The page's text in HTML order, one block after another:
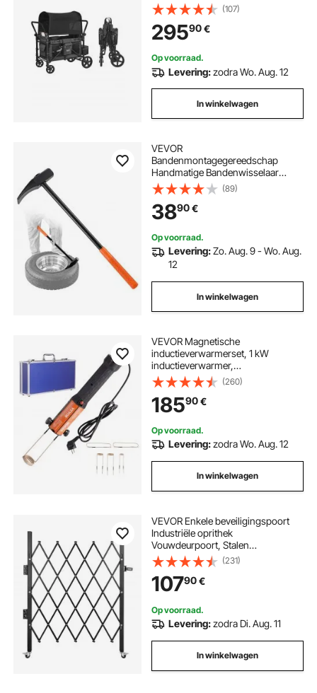
veiligheidsgordel en afneembare
luifel, 4-persoons handkar voor
kamperen, donkergrijs en zwart
(laadvermogen 150 kg)
(107)
29590€
Op voorraad.
Levering:zodra Wo. Aug. 12
In winkelwagen
VEVOR
Bandenmontagegereedschap
Handmatige Bandenwisselaar
Bandenhamer 81 cm Handvat
Bandengereedschap met
Eendenbekvormige Bandenbreker
voor Montage en Demontage bij
Autoreparaties van Universele
Voertuigtypen
(89)
3890€
Op voorraad.
Levering:Zo. Aug. 9 - Wo. Aug.
12
In winkelwagen
VEVOR Magnetische
inductieverwarmerset, 1 kW
inductieverwarmer,
boutinductieverwarmer met 10
inductiespoelen, boutverwijderaar
voor inductieverwarmers voor het
verwijderen van bouten en moeren
(260)
18590€
Op voorraad.
Levering:zodra Wo. Aug. 12
In winkelwagen
VEVOR Enkele beveiligingspoort
Industriële oprithek
Vouwdeurpoort, Stalen
beveiligingspoort, Flexibele
uitbreidbare beveiligingspoort,
360° rolhek, Schaarpoort met
hangslot
(231)
10790€
Op voorraad.
Levering:zodra Di. Aug. 11
In winkelwagen